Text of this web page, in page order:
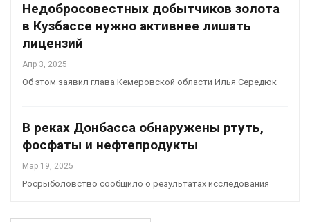
Недобросовестных добытчиков золота
в Кузбассе нужно активнее лишать
лицензий
Апр 3, 2025
Об этом заявил глава Кемеровской области Илья Середюк
В реках Донбасса обнаружены ртуть,
фосфаты и нефтепродукты
Мар 19, 2025
Росрыболовство сообщило о результатах исследования